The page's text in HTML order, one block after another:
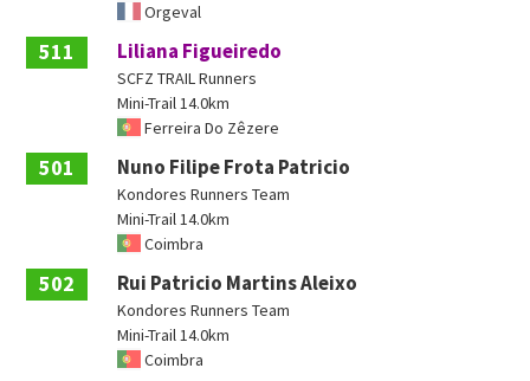
Orgeval
511 Liliana Figueiredo
SCFZ TRAIL Runners
Mini-Trail 14.0km
Ferreira Do Zêzere
501 Nuno Filipe Frota Patricio
Kondores Runners Team
Mini-Trail 14.0km
Coimbra
502 Rui Patricio Martins Aleixo
Kondores Runners Team
Mini-Trail 14.0km
Coimbra